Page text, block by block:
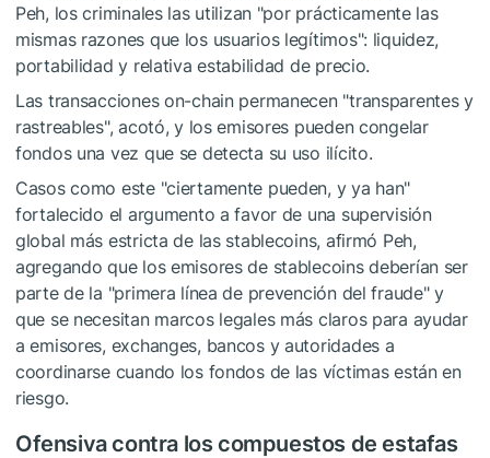
Peh, los criminales las utilizan "por prácticamente las
mismas razones que los usuarios legítimos": liquidez,
portabilidad y relativa estabilidad de precio.
Las transacciones on-chain permanecen "transparentes y
rastreables", acotó, y los emisores pueden congelar
fondos una vez que se detecta su uso ilícito.
Casos como este "ciertamente pueden, y ya han"
fortalecido el argumento a favor de una supervisión
global más estricta de las stablecoins, afirmó Peh,
agregando que los emisores de stablecoins deberían ser
parte de la "primera línea de prevención del fraude" y
que se necesitan marcos legales más claros para ayudar
a emisores, exchanges, bancos y autoridades a
coordinarse cuando los fondos de las víctimas están en
riesgo.
Ofensiva contra los compuestos de estafas